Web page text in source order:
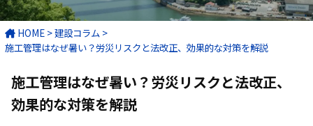
HOME >建設コラム >
施工管理はなぜ暑い？労災リスクと法改正、効果的な対策を解説
施工管理はなぜ暑い？労災リスクと法改正、
効果的な対策を解説